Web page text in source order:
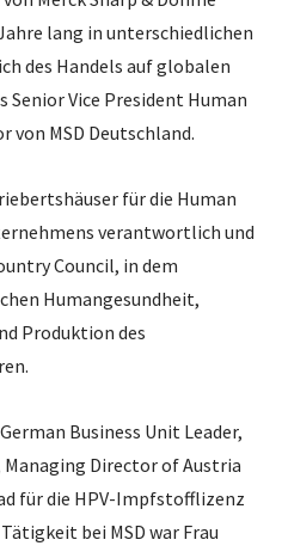
lang in unterschiedlichen
des Handels auf globalen
Vice President Human
von MSD Deutschland.
für die Human
verantwortlich und
Council, in dem
Humangesundheit,
Produktion des
Business Unit Leader,
Managing Director of Austria
für die HPV-Impfstofflizenz
bei MSD war Frau